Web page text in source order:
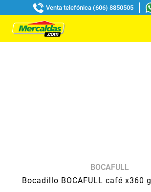
Venta telefónica (606) 8850505
BOCAFULL
Bocadillo BOCAFULL café x360 g